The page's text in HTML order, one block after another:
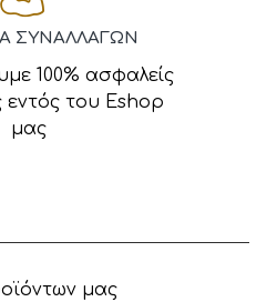
ΣΥΝΑΛΛΑΓΩΝ
100% ασφαλείς
εντός του Eshop
μας
μας